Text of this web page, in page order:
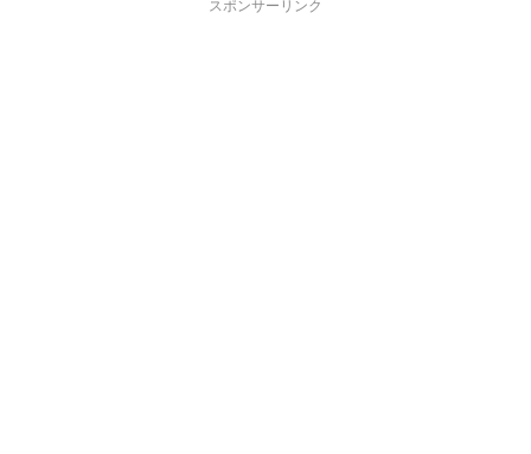
スポンサーリンク